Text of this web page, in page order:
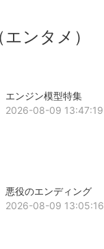
ンタメ）
エンジン模型特集
2026-08-09 13:47:19
悪役のエンディング
2026-08-09 13:05:16